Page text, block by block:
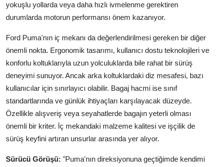
yokuşlu yollarda veya daha hızlı ivmelenme gerektiren
durumlarda motorun performansı önem kazanıyor.
Ford Puma'nın iç mekanı da değerlendirilmesi gereken bir diğer
önemli nokta. Ergonomik tasarımı, kullanıcı dostu teknolojileri ve
konforlu koltuklarıyla uzun yolculuklarda bile rahat bir sürüş
deneyimi sunuyor. Ancak arka koltuklardaki diz mesafesi, bazı
kullanıcılar için sınırlayıcı olabilir. Bagaj hacmi ise sınıf
standartlarında ve günlük ihtiyaçları karşılayacak düzeyde.
Özellikle alışveriş veya seyahatlerde bagajın yeterli olması
önemli bir kriter. İç mekandaki malzeme kalitesi ve işçilik de
sürüş keyfini artıran unsurlar arasında yer alıyor.
Sürücü Görüşü: "Puma'nın direksiyonuna geçtiğimde kendimi